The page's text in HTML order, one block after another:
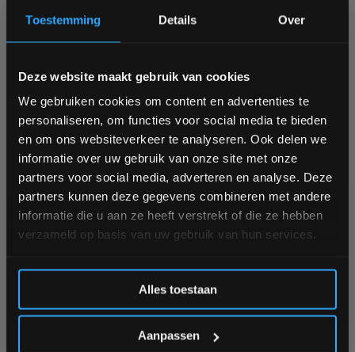
Toestemming Details Over
Deze website maakt gebruik van cookies
We gebruiken cookies om content en advertenties te
personaliseren, om functies voor social media te bieden
en om ons websiteverkeer te analyseren. Ook delen we
informatie over uw gebruik van onze site met onze
partners voor social media, adverteren en analyse. Deze
partners kunnen deze gegevens combineren met andere
informatie die u aan ze heeft verstrekt of die ze hebben
verzameld op basis van uw gebruik van hun services.
Alles toestaan
Aanpassen
Loopband - met 15.6"
1 tot 3 werkdagen
Vergelijk
loopband LED of TFT
de levertijd
€1.999,00
Vergelijk
TREAD 4 loopband met
Bam! 5% korting op je volgende
bestelling
Schrijf je in voor onze nieuwsbrief om op de hoogte te
blijven over onze nieuwe producten, deals en meer
interessante info. Ontvang 5% korting op je eerstvolgende
aankoop! 😀
Inschrijven
*Verzendkosten vallen buiten de korting